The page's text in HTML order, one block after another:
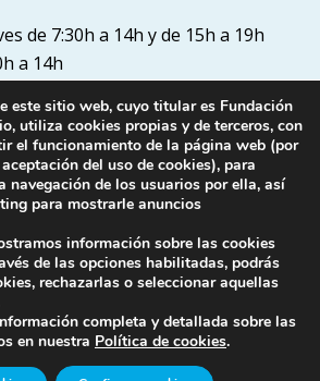
de 7:30h a 14h y de 15h a 19h
a 14h
este sitio web, cuyo titular es Fundación
utiliza cookies propias y de terceros, con
el funcionamiento de la página web (por
del uso de cookies), para
navegación de los usuarios por ella, así
para mostrarle anuncios
información sobre las cookies
de las opciones habilitadas, podrás
rechazarlas o seleccionar aquellas
completa y detallada sobre las
en nuestra Política de cookies.